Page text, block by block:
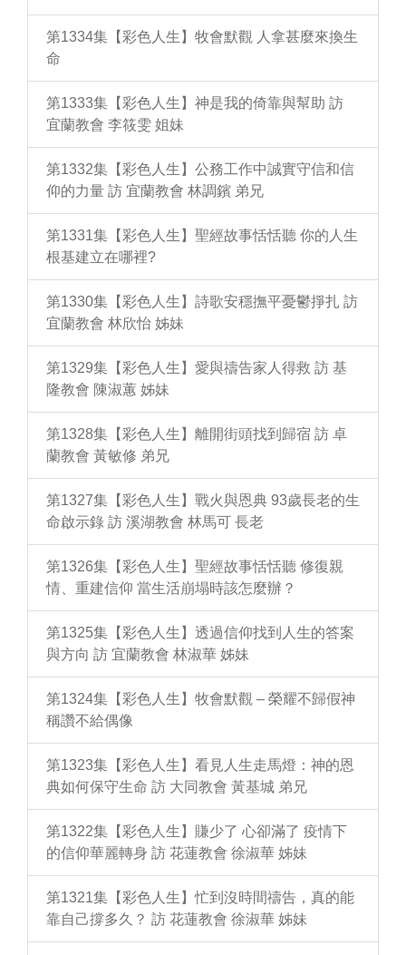
第1334集【彩色人生】牧會默觀 人拿甚麼來換生
命
第1333集【彩色人生】神是我的倚靠與幫助 訪
宜蘭教會 李筱雯 姐妹
第1332集【彩色人生】公務工作中誠實守信和信
仰的力量 訪 宜蘭教會 林調鑌 弟兄
第1331集【彩色人生】聖經故事恬恬聽 你的人生
根基建立在哪裡?
第1330集【彩色人生】詩歌安穩撫平憂鬱掙扎 訪
宜蘭教會 林欣怡 姊妹
第1329集【彩色人生】愛與禱告家人得救 訪 基
隆教會 陳淑蕙 姊妹
第1328集【彩色人生】離開街頭找到歸宿 訪 卓
蘭教會 黃敏修 弟兄
第1327集【彩色人生】戰火與恩典 93歲長老的生
命啟示錄 訪 溪湖教會 林馬可 長老
第1326集【彩色人生】聖經故事恬恬聽 修復親
情、重建信仰 當生活崩塌時該怎麼辦？
第1325集【彩色人生】透過信仰找到人生的答案
與方向 訪 宜蘭教會 林淑華 姊妹
第1324集【彩色人生】牧會默觀 – 榮耀不歸假神
稱讚不給偶像
第1323集【彩色人生】看見人生走馬燈：神的恩
典如何保守生命 訪 大同教會 黃基城 弟兄
第1322集【彩色人生】賺少了 心卻滿了 疫情下
的信仰華麗轉身 訪 花蓮教會 徐淑華 姊妹
第1321集【彩色人生】忙到沒時間禱告，真的能
靠自己撐多久？ 訪 花蓮教會 徐淑華 姊妹